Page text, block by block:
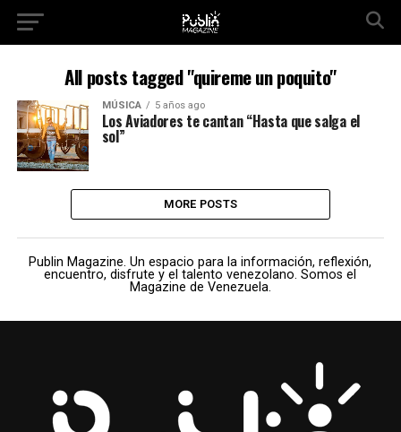
All posts tagged "quireme un poquito"
MÚSICA 5 años ago
Los Aviadores te cantan “Hasta que salga el
sol”
MORE POSTS
Publin Magazine. Un espacio para la información, reflexión,
encuentro, disfrute y el talento venezolano. Somos el
Magazine de Venezuela.